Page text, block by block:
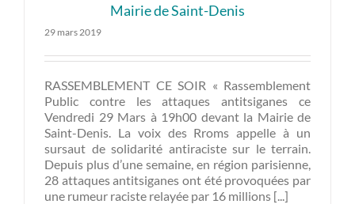
Mairie de Saint-Denis
29 mars 2019
RASSEMBLEMENT CE SOIR « Rassemblement
Public contre les attaques antitsiganes ce
Vendredi 29 Mars à 19h00 devant la Mairie de
Saint-Denis. La voix des Rroms appelle à un
sursaut de solidarité antiraciste sur le terrain.
Depuis plus d’une semaine, en région parisienne,
28 attaques antitsiganes ont été provoquées par
une rumeur raciste relayée par 16 millions [...]